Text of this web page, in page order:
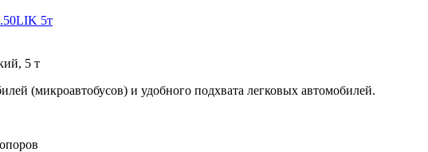
5 т
(микроавтобусов) и удобного подхвата легковых автомобилей.